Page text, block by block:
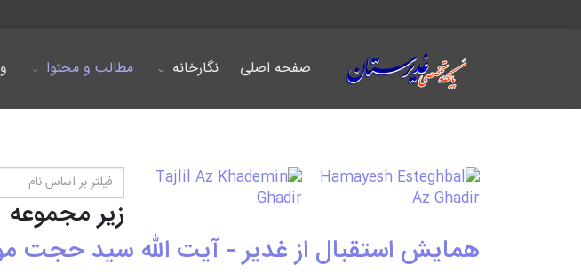
صفحه اصلی نگارخانه مطالب و محتوا
فیلتر بر اساس نام
زیر مجموعه
همایش استقبال از غدیر - آیت الله سید حجت